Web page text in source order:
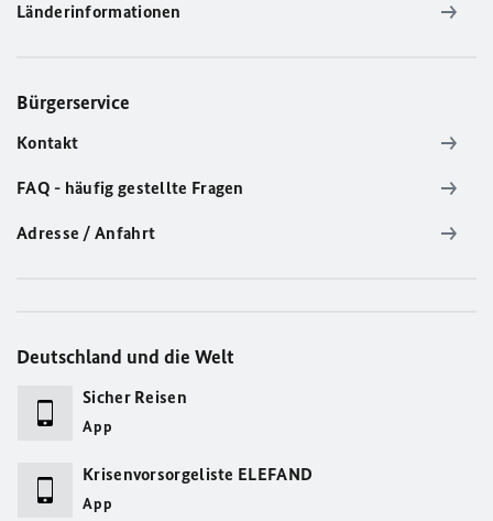
Länderinformationen
Bürgerservice
Kontakt
FAQ - häufig gestellte Fragen
Adresse / Anfahrt
Deutschland und die Welt
Sicher Reisen
App
Krisenvorsorgeliste ELEFAND
App